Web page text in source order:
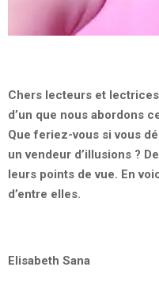
Chers lecteurs et
d’un que nous abordons
Que feriez-vous si vous
un vendeur d’illusions ?
leurs points de vue. En
d’entre elles.
Elisabeth Sana